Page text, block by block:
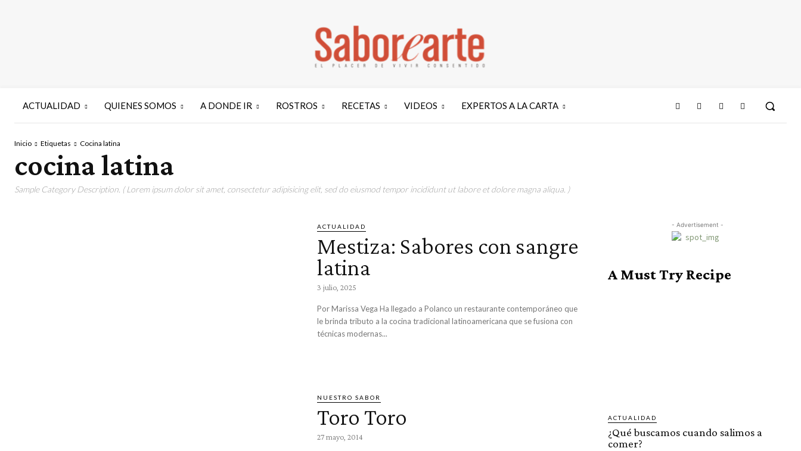
ACTUALIDAD QUIENES SOMOS A DONDE IR ROSTROS RECETAS VIDEOS EXPERTOS A LA CARTA
Inicio Etiquetas Cocina latina
cocina latina
Sample Category Description. ( Lorem ipsum dolor sit amet, consectetur adipisicing elit, sed do eiusmod tempor incididunt ut labore et dolore magna aliqua. )
ACTUALIDAD
Mestiza: Sabores con sangre
latina
3 julio, 2025
Por Marissa Vega Ha llegado a Polanco un restaurante contemporáneo que
le brinda tributo a la cocina tradicional latinoamericana que se fusiona con
técnicas modernas...
NUESTRO SABOR
Toro Toro
27 mayo, 2014
- Advertisement -
A Must Try Recipe
ACTUALIDAD
¿Qué buscamos cuando salimos a
comer?